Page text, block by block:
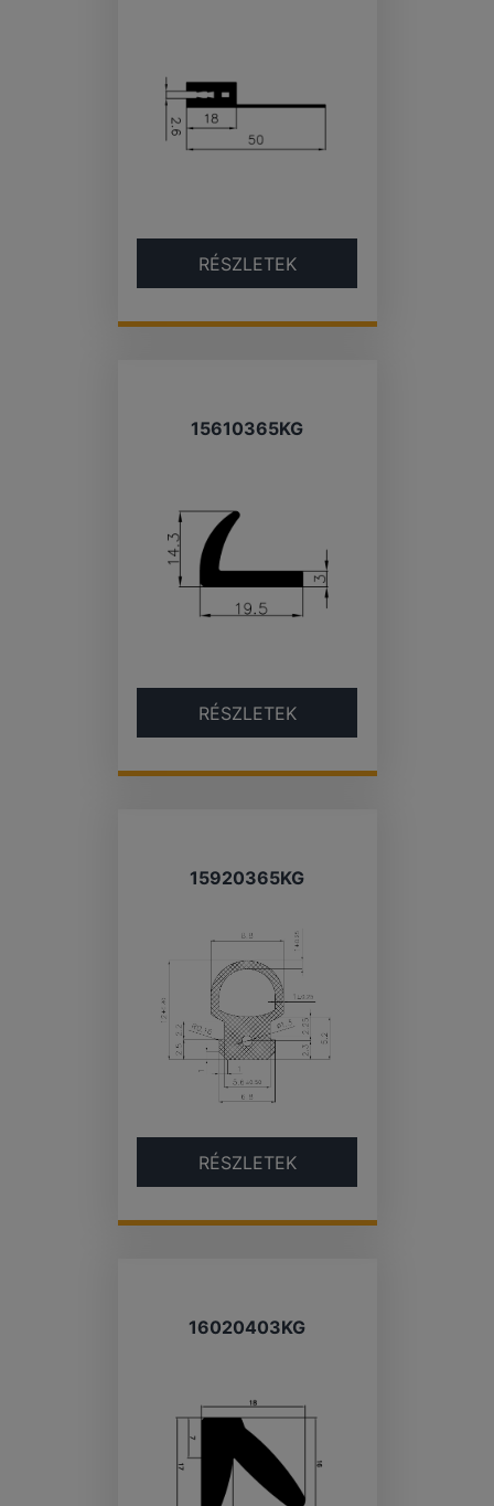
RÉSZLETEK
15610365KG
RÉSZLETEK
15920365KG
RÉSZLETEK
16020403KG